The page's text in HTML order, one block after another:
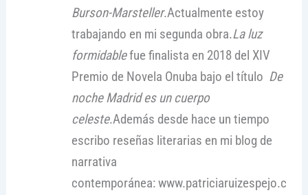
Burson-Marsteller.Actualmente estoy
trabajando en mi segunda obra.La luz
formidablefue finalista en 2018 del XIV
Premio de Novela Onuba bajo el título De
noche Madrid es un cuerpo
celeste.Además desde hace un tiempo
escribo reseñas literarias en mi blog de
narrativa
contemporánea: www.patriciaruizespejo.c